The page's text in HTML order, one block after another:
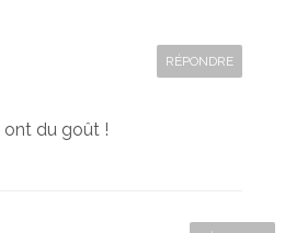
RÉPONDRE
ont du goût !